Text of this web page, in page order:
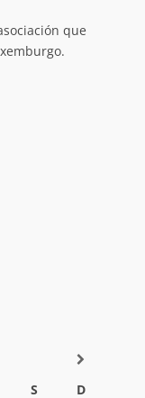
que
S
D